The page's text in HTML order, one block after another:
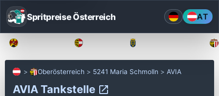
Spritpreise Österreich AT
Oberösterreich 5241 Maria Schmolln AVIA
AVIA Tankstelle